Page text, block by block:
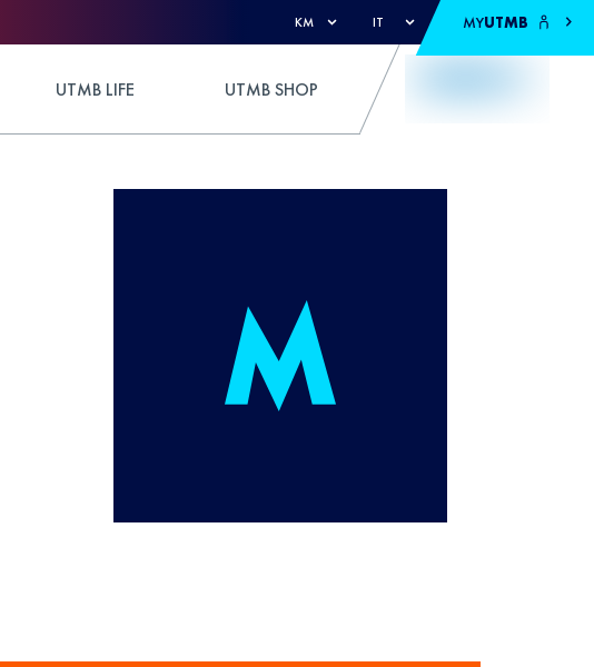
KM IT MYUTMB
UTMB LIFE UTMB SHOP